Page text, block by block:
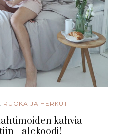
, RUOKA JA HERKUT
kahvia
+ alekoodi!